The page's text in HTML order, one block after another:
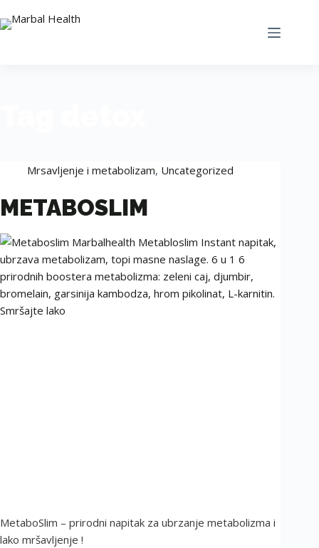
Mrsavljenje i metabolizam, Uncategorized
METABOSLIM
MetaboSlim – prirodni napitak za ubrzanje metabolizma i
lako mršavljenje !